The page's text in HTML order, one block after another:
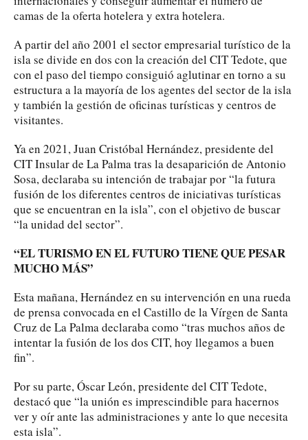
camas de la oferta hotelera y extra hotelera.
A partir del año 2001 el sector empresarial turístico de la
isla se divide en dos con la creación del CIT Tedote, que
con el paso del tiempo consiguió aglutinar en torno a su
estructura a la mayoría de los agentes del sector de la isla
y también la gestión de oficinas turísticas y centros de
visitantes.
Ya en 2021, Juan Cristóbal Hernández, presidente del
CIT Insular de La Palma tras la desaparición de Antonio
Sosa, declaraba su intención de trabajar por “la futura
fusión de los diferentes centros de iniciativas turísticas
que se encuentran en la isla”, con el objetivo de buscar
“la unidad del sector”.
“EL TURISMO EN EL FUTURO TIENE QUE PESAR
MUCHO MÁS”
Esta mañana, Hernández en su intervención en una rueda
de prensa convocada en el Castillo de la Vírgen de Santa
Cruz de La Palma declaraba como “tras muchos años de
intentar la fusión de los dos CIT, hoy llegamos a buen
fin”.
Por su parte, Óscar León, presidente del CIT Tedote,
destacó que “la unión es imprescindible para hacernos
ver y oír ante las administraciones y ante lo que necesita
esta isla”.